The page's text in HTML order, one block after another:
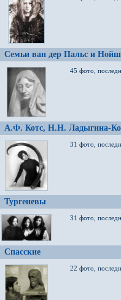
Семьи ван дер Пальс и
45 фото,
А.Ф. Котс, Н.Н. Ладыгина-
31 фото,
Тургеневы
31 фото,
Спасские
22 фото,